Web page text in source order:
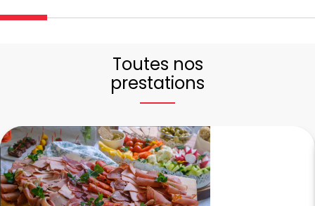
Toutes nos
prestations